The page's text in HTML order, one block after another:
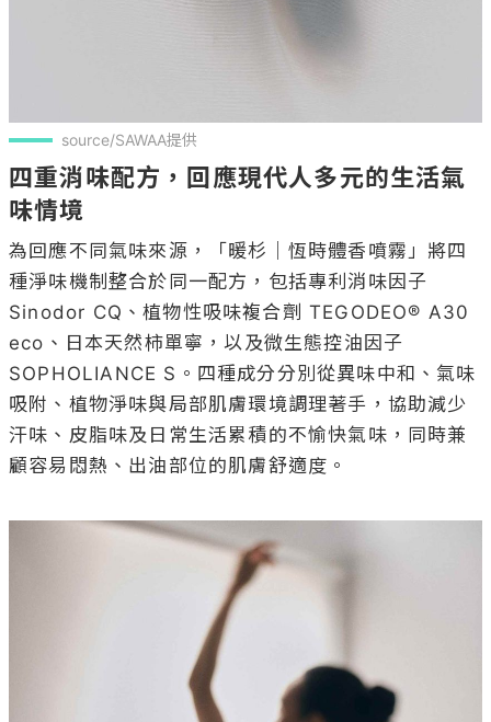
source/SAWAA提供
四重消味配方，回應現代人多元的生活氣
味情境
為回應不同氣味來源，「暖杉｜恆時體香噴霧」將四
種淨味機制整合於同一配方，包括專利消味因子
Sinodor CQ、植物性吸味複合劑 TEGODEO® A30
eco、日本天然柿單寧，以及微生態控油因子
SOPHOLIANCE S。四種成分分別從異味中和、氣味
吸附、植物淨味與局部肌膚環境調理著手，協助減少
汗味、皮脂味及日常生活累積的不愉快氣味，同時兼
顧容易悶熱、出油部位的肌膚舒適度。